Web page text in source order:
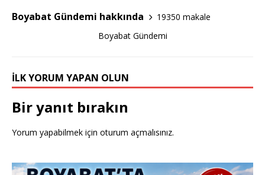
o
Boyabat Gündemi hakkında
19350 makale
Boyabat Gündemi
İLK YORUM YAPAN OLUN
Bir yanıt bırakın
Yorum yapabilmek için oturum açmalısınız.